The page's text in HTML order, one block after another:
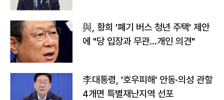
與, 황희 '폐기 버스 청년 주택' 제안
에 "당 입장과 무관…개인 의견"
李대통령, '호우피해' 안동·의성 관할
4개면 특별재난지역 선포